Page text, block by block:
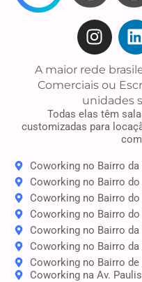
A maior rede
Comerciais ou
unidades
Todas elas têm
customizadas para
Coworking no Bairro da
Coworking no Bairro
Coworking no Bairro
Coworking no Bairro
Coworking no Bairro
Coworking no Bairro da
Coworking no Bairro de
Coworking na Av.